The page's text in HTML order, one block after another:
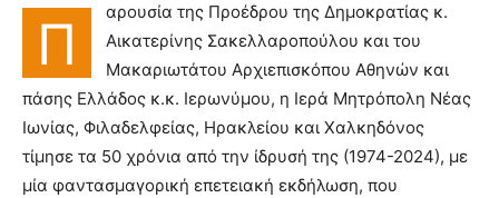
Π
αρουσία της Προέδρου της Δημοκρατίας κ.
Αικατερίνης Σακελλαροπούλου και του
Μακαριωτάτου Αρχιεπισκόπου Αθηνών και
πάσης Ελλάδος κ.κ. Ιερωνύμου, η Ιερά Μητρόπολη Νέας
Ιωνίας, Φιλαδελφείας, Ηρακλείου και Χαλκηδόνος
τίμησε τα 50 χρόνια από την ίδρυσή της (1974-2024), με
μία φαντασμαγορική επετειακή εκδήλωση, που